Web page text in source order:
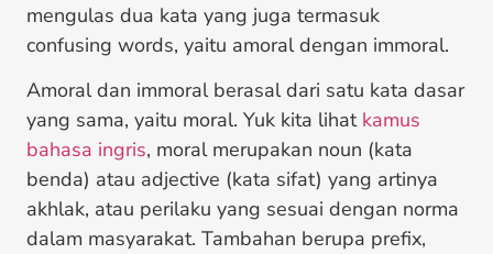
mengulas dua kata yang juga termasuk
confusing words, yaitu amoral dengan immoral.
Amoral dan immoral berasal dari satu kata dasar
yang sama, yaitu moral. Yuk kita lihat kamus
bahasa ingris, moral merupakan noun (kata
benda) atau adjective (kata sifat) yang artinya
akhlak, atau perilaku yang sesuai dengan norma
dalam masyarakat. Tambahan berupa prefix,